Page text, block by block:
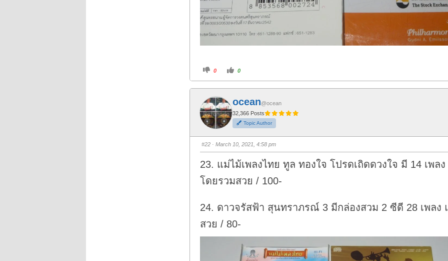
C
i
f
o
r
t
h
u
m
b
d
o
n
.
0
C
i
o
t
h
u
m
b
u
p
0
ocean@ocean
32,366 Posts
Topic Author
#22· March 10, 2021, 4:58 pm
23. แม่ไม้เพลงไทย ทูล ทองใจ โปรดเถิดดวงใจ มี 14 เพล
โดยรวมสวย / 100-
24. ดาวจรัสฟ้า สุนทราภรณ์ 3 มีกล่องสวม 2 ซีดี 28 เพลง
สวย / 80-